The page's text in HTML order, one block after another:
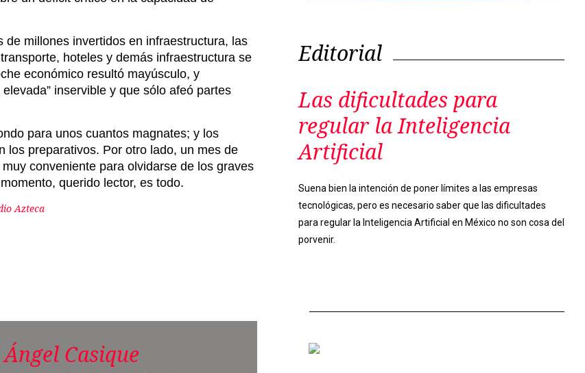
millones invertidos en infraestructura, las
hoteles y demás infraestructura se
económico resultó mayúsculo, y
inservible y que sólo afeó partes
para unos cuantos magnates; y los
los preparativos. Por otro lado, un mes de
conveniente para olvidarse de los graves
querido lector, es todo.
Azteca
Casique
Editorial
Las dificultades para
regular la Inteligencia
Artificial
Suena bien la intención de poner límites a las empresas
tecnológicas, pero es necesario saber que las dificultades
para regular la Inteligencia Artificial en México no son cosa del
porvenir.